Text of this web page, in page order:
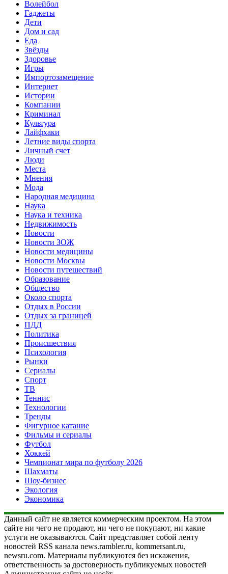
Волейбол
Гаджеты
Дети
Дом и сад
Еда
Звёзды
Здоровье
Игры
Импортозамещение
Интернет
Истории
Компании
Криминал
Культура
Лайфхаки
Летние виды спорта
Личный счет
Люди
Места
Мнения
Мода
Народная медицина
Наука
Наука и техника
Недвижимость
Новости
Новости ЗОЖ
Новости медицины
Новости Москвы
Новости путешествий
Образование
Общество
Около спорта
Отдых в России
Отдых за границей
ПДД
Политика
Происшествия
Психология
Рынки
Сериалы
Спорт
ТВ
Теннис
Технологии
Тренды
Фигурное катание
Фильмы и сериалы
Футбол
Хоккей
Чемпионат мира по футболу 2026
Шахматы
Шоу-бизнес
Экология
Экономика
Данный сайт не является коммерческим проектом. На этом
сайте ни чего не продают, ни чего не покупают, ни какие
услуги не оказываются. Сайт представляет собой ленту
новостей RSS канала news.rambler.ru, kommersant.ru,
newsru.com. Материалы публикуются без искажения,
ответственность за достоверность публикуемых новостей